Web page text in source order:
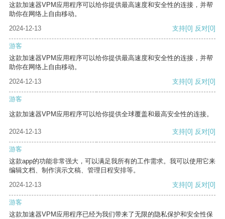
这款加速器VPM应用程序可以给你提供最高速度和安全性的连接，并帮
助你在网络上自由移动。
2024-12-13
支持[0] 反对[0]
游客
这款加速器VPM应用程序可以给你提供最高速度和安全性的连接，并帮
助你在网络上自由移动。
2024-12-13
支持[0] 反对[0]
游客
这款加速器VPM应用程序可以给你提供全球覆盖和最高安全性的连接。
2024-12-13 支持[0] 反对[0]
游客
这款app的功能非常强大，可以满足我所有的工作需求。我可以使用它来
编辑文档、制作演示文稿、管理日程安排等。
2024-12-13
支持[0] 反对[0]
游客
这款加速器VPM应用程序已经为我们带来了无限的隐私保护和安全性保